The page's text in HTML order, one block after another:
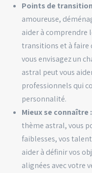
Points de
amoureuse,
aider à comprendre
transitions et à faire
vous envisagez un
astral peut vous
professionnels qui
personnalité.
Mieux se connaître :
thème astral, vous
faiblesses, vos
aider à définir vos
alignées avec votre